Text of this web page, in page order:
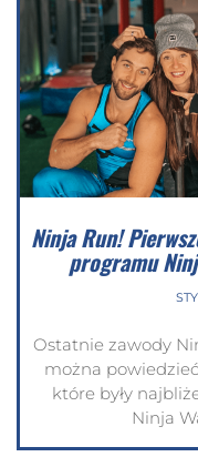
Ninja Run!
programu
Ostatnie zawody
można
które były
Ninja